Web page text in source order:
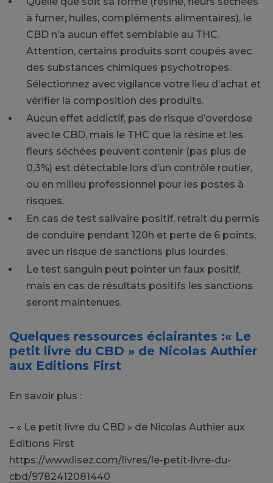
à fumer, huiles, compléments alimentaires), le
CBD n’a aucun effet semblable au THC.
Attention, certains produits sont coupés avec
des substances chimiques psychotropes.
Sélectionnez avec vigilance votre lieu d’achat et
vérifier la composition des produits.
Aucun effet addictif, pas de risque d’overdose
avec le CBD, mais le THC que la résine et les
fleurs séchées peuvent contenir (pas plus de
0,3%) est détectable lors d’un contrôle routier,
ou en milieu professionnel pour les postes à
risques.
En cas de test salivaire positif, retrait du permis
de conduire pendant 120h et perte de 6 points,
avec un risque de sanctions plus lourdes.
Le test sanguin peut pointer un faux positif,
mais en cas de résultats positifs les sanctions
seront maintenues.
Quelques ressources éclairantes :« Le
petit livre du CBD » de Nicolas Authier
aux Editions First
En savoir plus :
– « Le petit livre du CBD » de Nicolas Authier aux
Editions First
https://www.lisez.com/livres/le-petit-livre-du-
cbd/9782412081440